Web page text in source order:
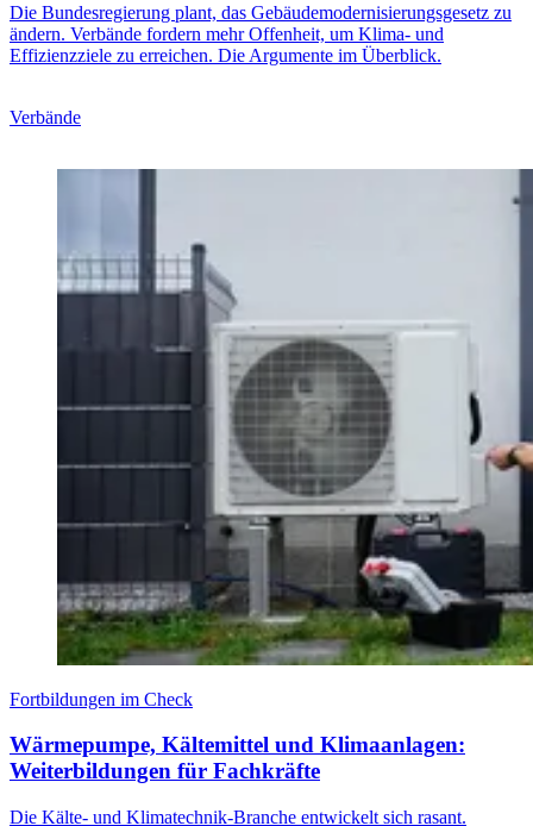
Die Bundesregierung plant, das Gebäudemodernisierungsgesetz zu
ändern. Verbände fordern mehr Offenheit, um Klima- und
Effizienzziele zu erreichen. Die Argumente im Überblick.
Verbände
Fortbildungen im Check
Wärmepumpe, Kältemittel und Klimaanlagen:
Weiterbildungen für Fachkräfte
Die Kälte- und Klimatechnik-Branche entwickelt sich rasant.